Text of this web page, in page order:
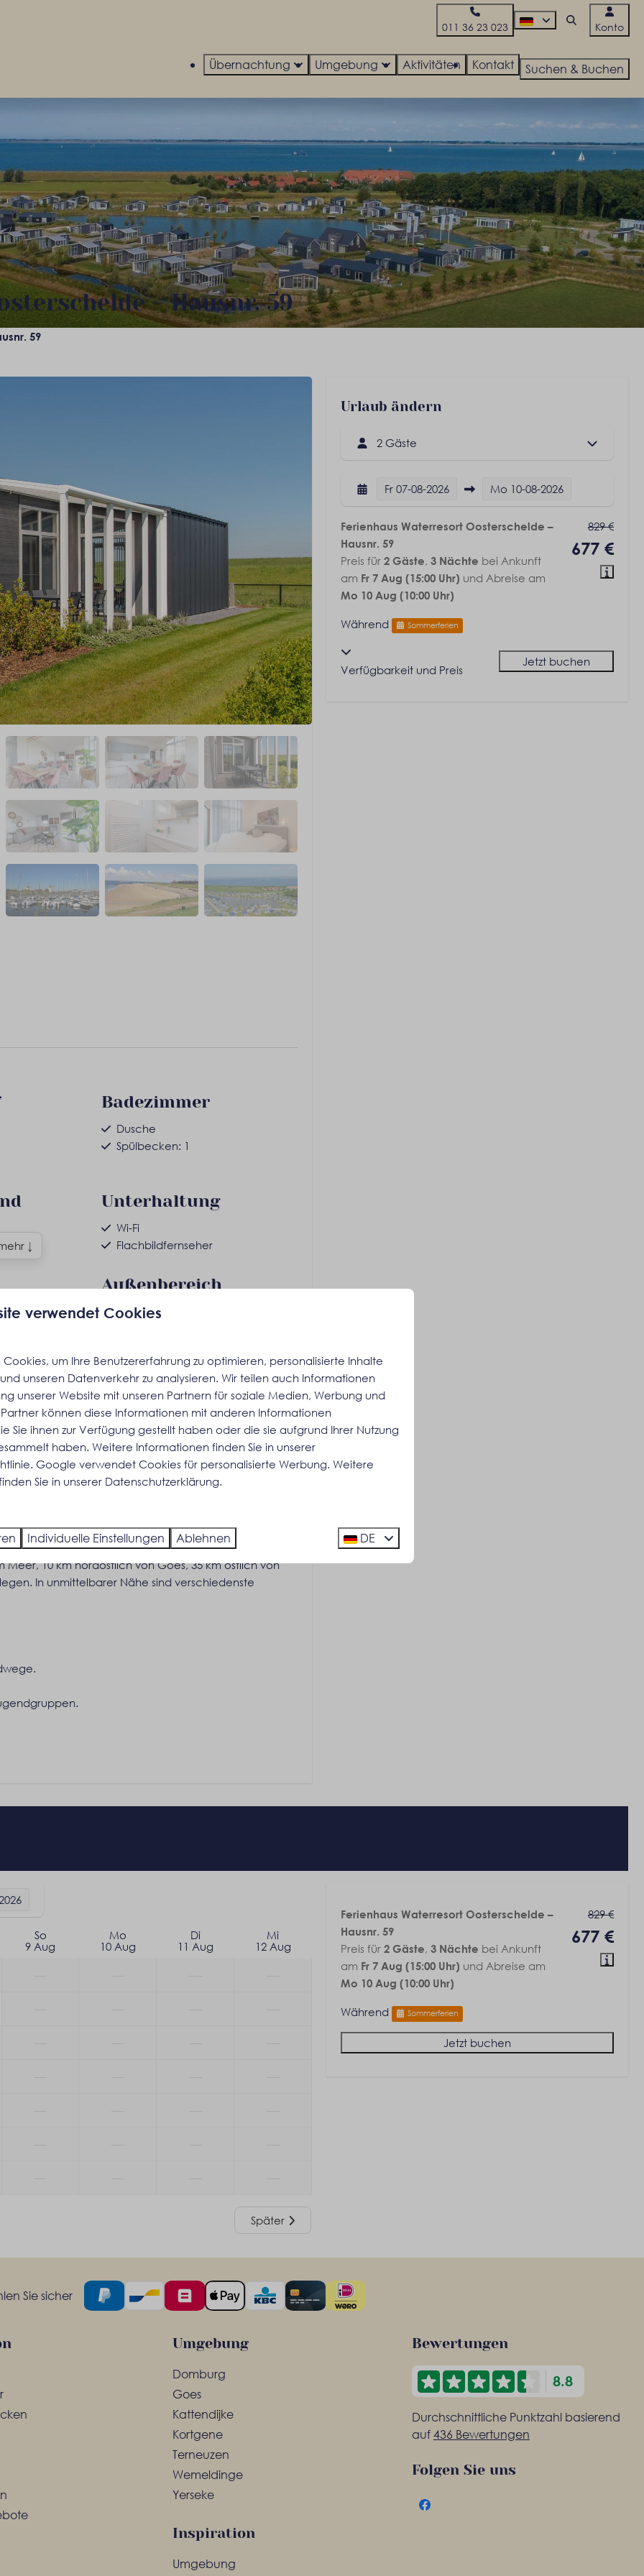
011 36 23 023 Konto
Übernachtung Umgebung Aktivitäten Kontakt Suchen & Buchen
– Hausnr. 59
59
Badezimmer
Dusche
Spülbecken: 1
Unterhaltung
Wi-Fi
Flachbildfernseher
Strandes
Außenbereich
Garten
Terrasse: Abgedeckt
Sonnenschutz: Markise
Parken: 1
Kühlung
↓
Blick auf die Landschaft.
die Landschaft.
10 km nordöstlich von Goes, 35 km östlich von
In unmittelbarer Nähe sind verschiedenste
Urlaub ändern
2 Gäste
Fr 07-08-2026 Mo 10-08-2026
829 €
677 €
Ferienhaus Waterresort Oosterschelde –
Hausnr. 59
Preis für 2 Gäste, 3 Nächte bei Ankunft
am Fr 7 Aug (15:00 Uhr) und Abreise am
Mo 10 Aug (10:00 Uhr)
Während Sommerferien
Verfügbarkeit und Preis
Jetzt buchen
So
9 Aug
Mo
10 Aug
Di
11 Aug
Mi
12 Aug
Später
829 €
677 €
Ferienhaus Waterresort Oosterschelde –
Hausnr. 59
Preis für 2 Gäste, 3 Nächte bei Ankunft
am Fr 7 Aug (15:00 Uhr) und Abreise am
Mo 10 Aug (10:00 Uhr)
Während Sommerferien
Jetzt buchen
Sie sicher
Umgebung
Domburg
Goes
Kattendijke
Kortgene
Terneuzen
Wemeldinge
Yerseke
Inspiration
Umgebung
Bewertungen
8.8
Durchschnittliche Punktzahl basierend
auf436 Bewertungen
Folgen Sie uns
verwendet Cookies
um Ihre Benutzererfahrung zu optimieren, personalisierte Inhalte
unseren Datenverkehr zu analysieren. Wir teilen auch Informationen
unserer Website mit unseren Partnern für soziale Medien, Werbung und
können diese Informationen mit anderen Informationen
Sie ihnen zur Verfügung gestellt haben oder die sie aufgrund Ihrer Nutzung
haben. Weitere Informationen finden Sie in unserer
. Google verwendet Cookies für personalisierte Werbung. Weitere
Sie in unserer Datenschutzerklärung.
Individuelle Einstellungen Ablehnen DE